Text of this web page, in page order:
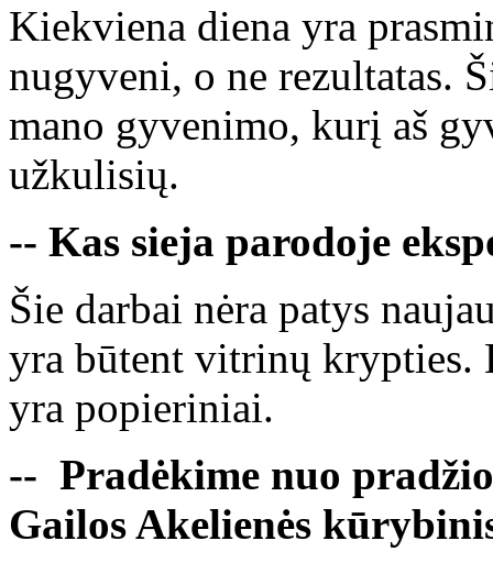
Kiekviena diena yra
nugyveni, o ne rezultatas.
mano gyvenimo, kurį aš
užkulisių.
-- Kas sieja parodoje
Šie darbai nėra patys
yra būtent vitrinų krypties.
yra popieriniai.
-- Pradėkime nuo
Gailos Akelienės